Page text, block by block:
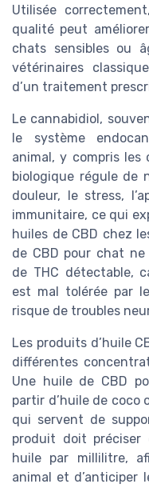
Utilisée
qualité peut
chats sensibles ou
vétérinaires
d’un traitement
Le cannabidiol,
le système
animal, y compris
biologique régule de
douleur, le stress,
immunitaire, ce qui
huiles de CBD chez
de CBD pour chat
de THC détectable,
est mal tolérée par
risque de troubles
Les produits d’huile
différentes
Une huile de CBD
partir d’huile de coco
qui servent de
produit doit préciser
huile par millilitre,
animal et d’anticiper